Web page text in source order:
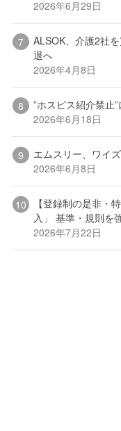
2026年6月29日
ALSOK、介護2社
退へ
2026年4月8日
”ホスピス紹介禁止
2026年6月18日
エムスリー、ワイ
2026年6月8日
【登録制の是非・
入」 基準・規則を
2026年7月22日